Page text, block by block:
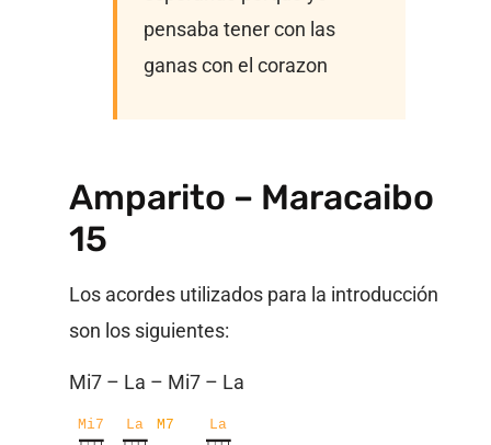
pensaba tener con las
ganas con el corazon
Amparito – Maracaibo
15
Los acordes utilizados para la introducción
son los siguientes:
Mi7 – La – Mi7 – La
Mi7 La M7 La